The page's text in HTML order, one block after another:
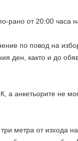
рано от 20:00 часа
по повод на
ден, както и до
а анкетьорите не
метра от изхода